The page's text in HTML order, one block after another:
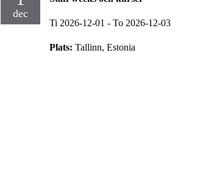
dec
Ti 2026-12-01 - To 2026-12-03
Plats: Tallinn, Estonia